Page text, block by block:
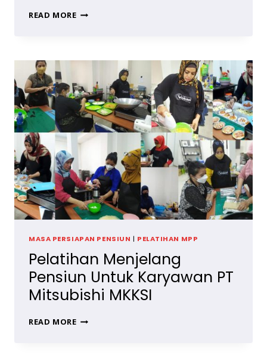
READ MOREPELATIHAN
KARYAWAN
SEKISUI
POLYMATECH
INDONESIA
MASA PERSIAPAN PENSIUN | PELATIHAN MPP
Pelatihan Menjelang
Pensiun Untuk Karyawan PT
Mitsubishi MKKSI
READ MOREPELATIHAN